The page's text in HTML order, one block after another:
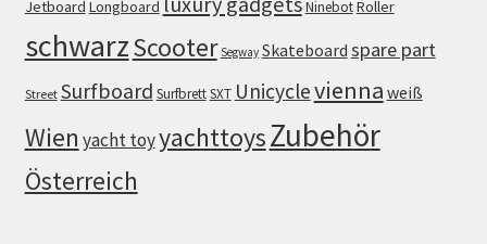
Jetboard Longboard NinebotRoller
schwarzScooter Segway Skateboard spare part
Street Surfboard SurfbrettSXT Unicyclevienna weiß
Wien yacht toyyachttoysZubehör
Österreich